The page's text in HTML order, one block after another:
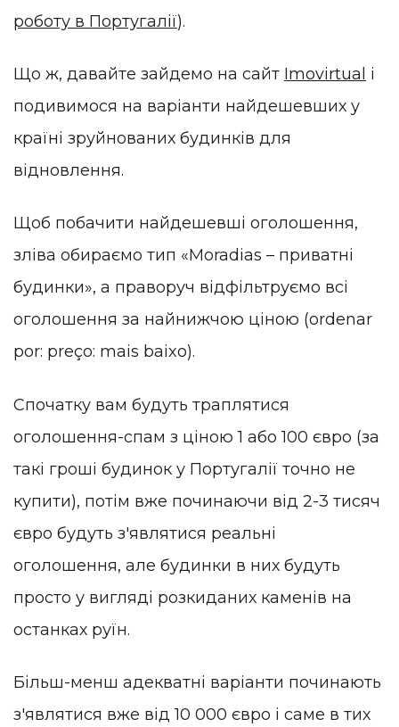
роботу в Португалії).
Що ж, давайте зайдемо на сайт Imovirtual і
подивимося на варіанти найдешевших у
країні зруйнованих будинків для
відновлення.
Щоб побачити найдешевші оголошення,
зліва обираємо тип «Moradias – приватні
будинки», а праворуч відфільтруємо всі
оголошення за найнижчою ціною (ordenar
por: preço: mais baixo).
Спочатку вам будуть траплятися
оголошення-спам з ціною 1 або 100 євро (за
такі гроші будинок у Португалії точно не
купити), потім вже починаючи від 2-3 тисяч
євро будуть з'являтися реальні
оголошення, але будинки в них будуть
просто у вигляді розкиданих каменів на
останках руїн.
Більш-менш адекватні варіанти починають
з'являтися вже від 10 000 євро і саме в тих